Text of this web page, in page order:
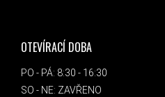
OTEVÍRACÍ DOBA
PO - PÁ: 8:30 - 16:30
SO - NE: ZAVŘENO